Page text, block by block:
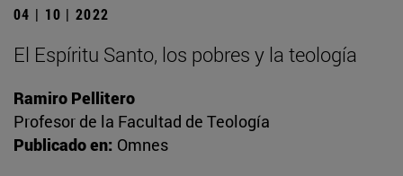
04 | 10 | 2022
El Espíritu Santo, los pobres y la teología
Ramiro Pellitero
Profesor de la Facultad de Teología
Publicado en: Omnes